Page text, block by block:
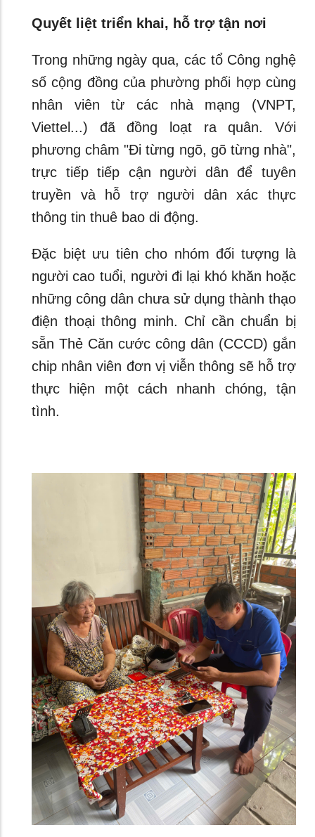
Quyết liệt triển khai, hỗ trợ tận nơi
Trong những ngày qua, các tổ Công nghệ
số cộng đồng của phường phối hợp cùng
nhân viên từ các nhà mạng (VNPT,
Viettel...) đã đồng loạt ra quân. Với
phương châm "Đi từng ngõ, gõ từng nhà",
trực tiếp tiếp cận người dân để tuyên
truyền và hỗ trợ người dân xác thực
thông tin thuê bao di động.
Đặc biệt ưu tiên cho nhóm đối tượng là
người cao tuổi, người đi lại khó khăn hoặc
những công dân chưa sử dụng thành thạo
điện thoại thông minh. Chỉ cần chuẩn bị
sẵn Thẻ Căn cước công dân (CCCD) gắn
chip nhân viên đơn vị viễn thông sẽ hỗ trợ
thực hiện một cách nhanh chóng, tận
tình.